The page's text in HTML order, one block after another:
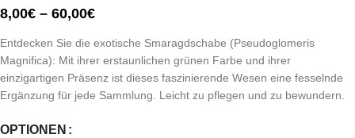
8,00€ – 60,00€
Entdecken Sie die exotische Smaragdschabe (Pseudoglomeris
Magnifica): Mit ihrer erstaunlichen grünen Farbe und ihrer
einzigartigen Präsenz ist dieses faszinierende Wesen eine fesselnde
Ergänzung für jede Sammlung. Leicht zu pflegen und zu bewundern.
OPTIONEN